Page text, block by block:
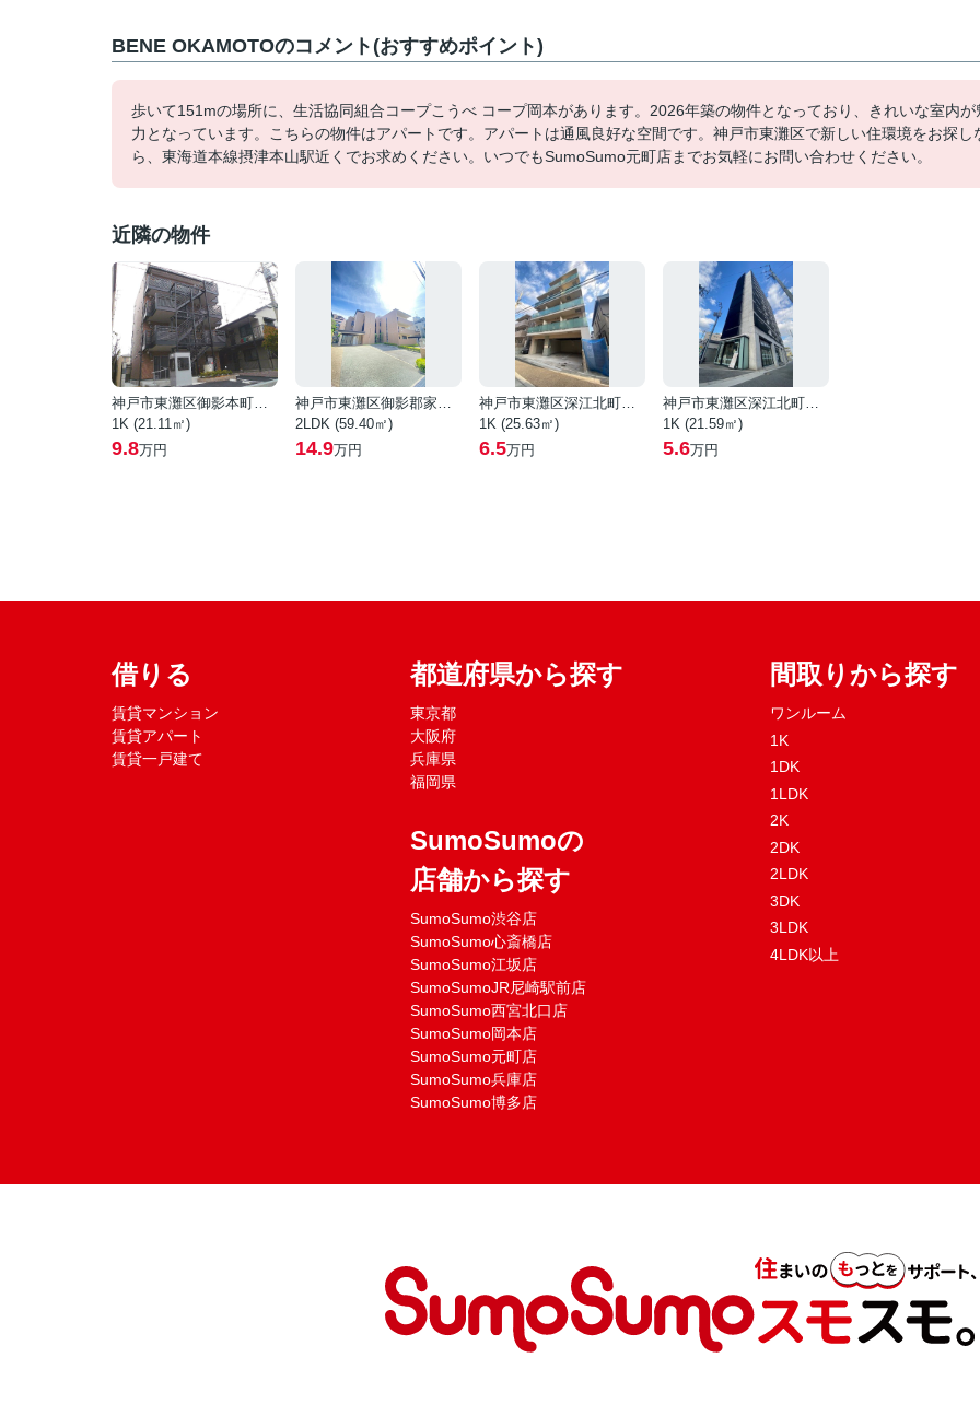
BENE OKAMOTOのコメント(おすすめポイント)
歩いて151mの場所に、生活協同組合コープこうべ コープ岡本があります。2026年築の物件となっており、きれいな室内が
力となっています。こちらの物件はアパートです。アパートは通風良好な空間です。神戸市東灘区で新しい住環境をお探し
ら、東海道本線摂津本山駅近くでお求めください。いつでもSumoSumo元町店までお気軽にお問い合わせください。
近隣の物件
神戸市東灘区御影本町８丁目
1K (21.11㎡)
9.8万円
神戸市東灘区御影郡家２丁目
2LDK (59.40㎡)
14.9万円
神戸市東灘区深江北町１丁目
1K (25.63㎡)
6.5万円
神戸市東灘区深江北町３丁目
1K (21.59㎡)
5.6万円
借りる
賃貸マンション
賃貸アパート
賃貸一戸建て
都道府県から探す
東京都
大阪府
兵庫県
福岡県
SumoSumoの
店舗から探す
SumoSumo渋谷店
SumoSumo心斎橋店
SumoSumo江坂店
SumoSumoJR尼崎駅前店
SumoSumo西宮北口店
SumoSumo岡本店
SumoSumo元町店
SumoSumo兵庫店
SumoSumo博多店
間取りから探す
ワンルーム
1K
1DK
1LDK
2K
2DK
2LDK
3DK
3LDK
4LDK以上